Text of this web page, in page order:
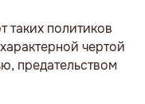
таких политиков
чертой
предательством